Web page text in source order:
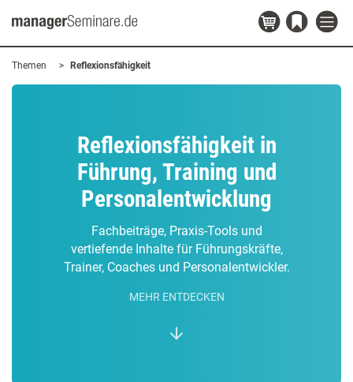
Themen Reflexionsfähigkeit
Reflexionsfähigkeit in
Führung, Training und
Personalentwicklung
Fachbeiträge, Praxis-Tools und
vertiefende Inhalte für Führungskräfte,
Trainer, Coaches und Personalentwickler.
MEHR ENTDECKEN